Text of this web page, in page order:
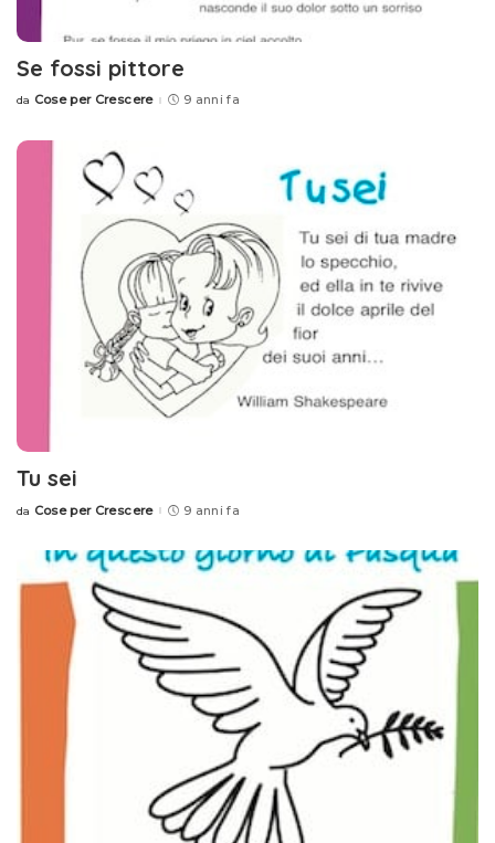
Se fossi pittore
Posted
da Cose per Crescere 9 anni fa
Tu sei
Posted
da Cose per Crescere 9 anni fa